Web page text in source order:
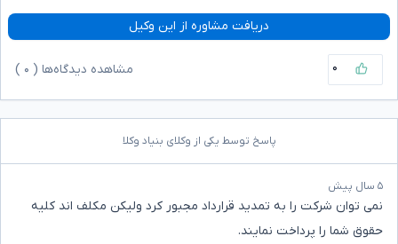
دریافت مشاوره از این وکیل
۰ مشاهده دیدگاه‌ها ( ۰
پاسخ توسط یکی از وکلای بنیاد وکلا
۵ سال پیش
نمی توان شرکت را به تمدید قرارداد مجبور کرد ولیکن مکلف اند کلیه
حقوق شما را پرداخت نمایند.